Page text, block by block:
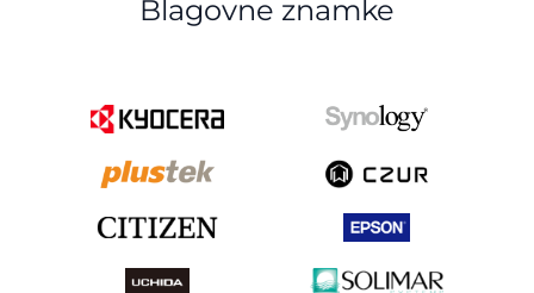
Blagovne znamke